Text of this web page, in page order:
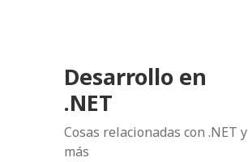
Desarrollo en
.NET
Cosas relacionadas con .NET y
más